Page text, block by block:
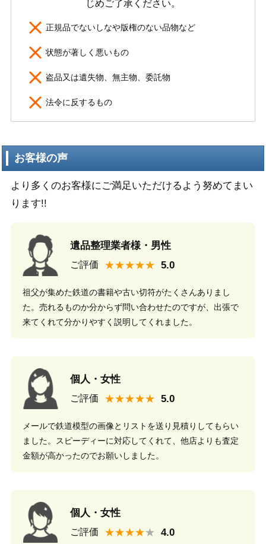
じめご了承ください。
正規品でないしなや版権のない品物など
状態が著しく悪いもの
盗品又は遺失物、無主物、委託物
法令に反するもの
お客様の声
より多くのお客様にご満足いただけるよう努めてまい
ります!!
遺品整理業者様・男性
ご評価 ★★★★★
祖父が集めた鉄道の書籍や古い切符がたくさんありまし
た。売れるものか分からず問い合わせたのですが、出張で
来てくれて分かりやすく説明してくれました。
個人・女性
ご評価 ★★★★★
メールで鉄道模型の画像とリストを送り見積りしてもらい
ました。スピーディーに対応してくれて、他店よりも査定
金額が高かったのでお願いしました。
個人・女性
ご評価 ★★★★